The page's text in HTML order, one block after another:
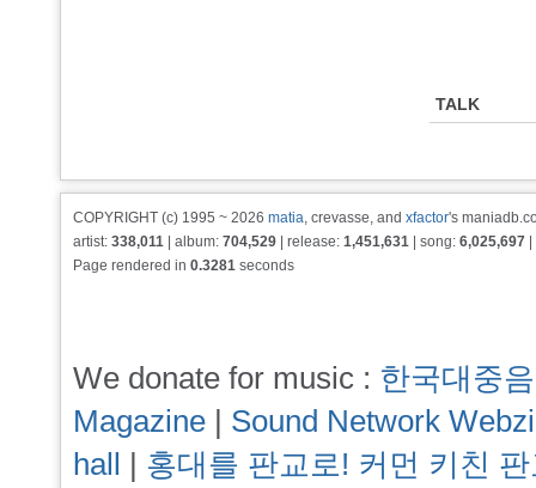
TALK
COPYRIGHT (c) 1995 ~ 2026 matia, crevasse, and xfactor's
artist: 338,011 | album: 704,529 | release: 1,451,631 | song: 6,025,697
Page rendered in 0.3281 seconds
We donate for music : 한국대중
Magazine | Sound Network
hall | 홍대를 판교로! 커먼 키친